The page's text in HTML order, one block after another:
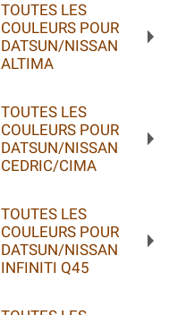
TOUTES LES
COULEURS POUR
DATSUN/NISSAN
ALTIMA
TOUTES LES
COULEURS POUR
DATSUN/NISSAN
CEDRIC/CIMA
TOUTES LES
COULEURS POUR
DATSUN/NISSAN
INFINITI Q45